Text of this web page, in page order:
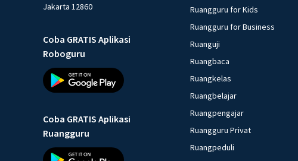
Jakarta 12860
Coba GRATIS Aplikasi
Roboguru
Coba GRATIS Aplikasi
Ruangguru
Ruangguru for Kids
Ruangguru for Business
Ruanguji
Ruangbaca
Ruangkelas
Ruangbelajar
Ruangpengajar
Ruangguru Privat
Ruangpeduli